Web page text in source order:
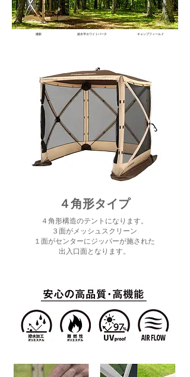
撮影 姫木平ホワイトバーチ キャンプフィールド
４角形タイプ
４角形構造のテントになります。
３面がメッシュスクリーン
１面がセンターにジッパーが施された
出入口面となります。